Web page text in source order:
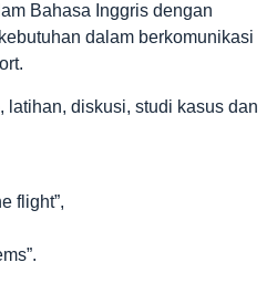
Bahasa Inggris dengan
dalam berkomunikasi
latihan, diskusi, studi kasus dan
flight”,